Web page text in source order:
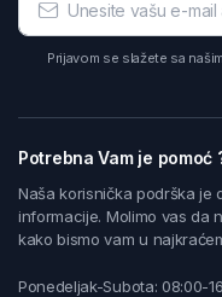
Prijavom se slažete sa našim
Potrebna Vam je pomoć
Naša korisnička podrška je
informacije. Molimo vas da
kako bismo vam u
Ponedeljak-Subota: 08:00-